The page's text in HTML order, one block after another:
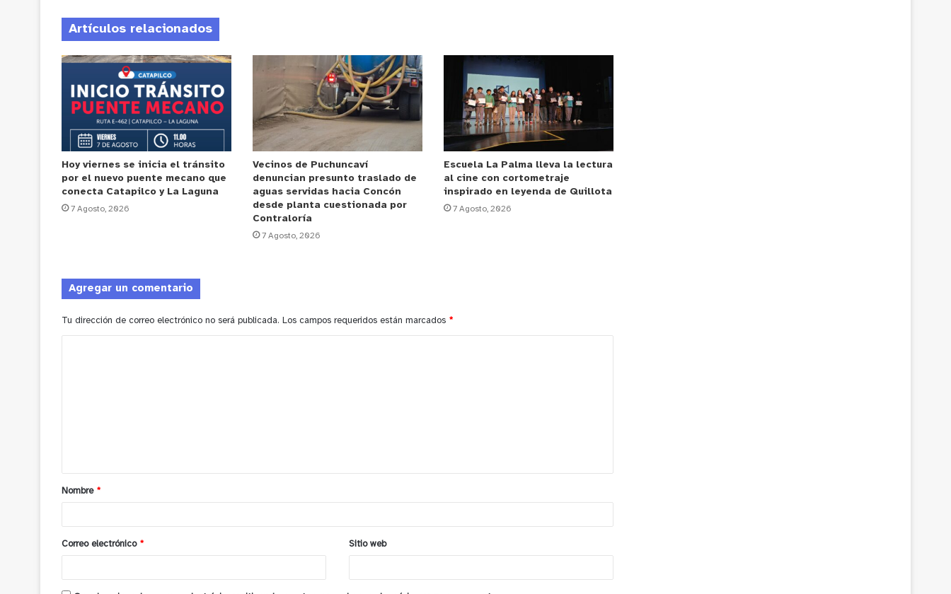
Artículos relacionados
Hoy viernes se inicia el tránsito
por el nuevo puente mecano que
conecta Catapilco y La Laguna
7 Agosto, 2026
Vecinos de Puchuncaví
denuncian presunto traslado de
aguas servidas hacia Concón
desde planta cuestionada por
Contraloría
7 Agosto, 2026
Escuela La Palma lleva la lectura
al cine con cortometraje
inspirado en leyenda de Quillota
7 Agosto, 2026
Agregar un comentario
Tu dirección de correo electrónico no será publicada. Los campos requeridos están marcados *
a
r
*
Nombre *
Correo electrónico * Sitio web